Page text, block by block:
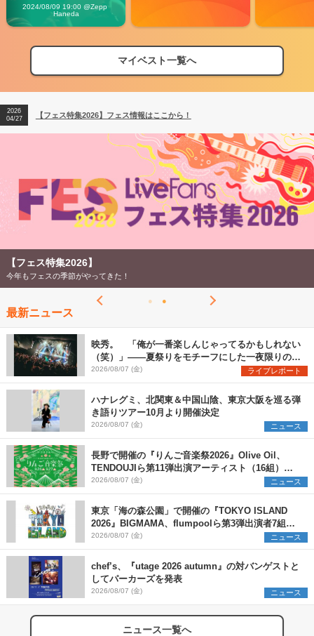
Vibes
2024/08/09 19:00 @Zepp
Haneda
マイベスト一覧へ
【フェス特集2026】フェス情報はここから！
【ライブ動員ランキング】2026年上半期編発表！
2026
04/27
【フェス特集2026】フェス情報はここから！
2026
【ライブ動員ランキング】2026年上半期編発表！
【フェス特集2026】
今年もフェスの季節がやってきた！
最新ニュース
映秀。 「俺が一番楽しんじゃってるかもしれない
（笑）」――夏祭りをモチーフにした一夜限りのス
ペシャルライブ『色祭』レポート
2026/08/07 (金) ライブレポート
ハナレグミ、北関東＆中国山陰、東京大阪を巡る弾
き語りツアー10月より開催決定
2026/08/07 (金) ニュース
長野で開催の『りんご音楽祭2026』Olive Oil、
TENDOUJIら第11弾出演アーティスト（16組）を
発表
2026/08/07 (金) ニュース
東京「海の森公園」で開催の『TOKYO ISLAND
2026』BIGMAMA、flumpoolら第3弾出演者7組を
発表 ワークショップ・アート出展者を募集
2026/08/07 (金) ニュース
chef’s、『utage 2026 autumn』の対バンゲストと
してパーカーズを発表
2026/08/07 (金) ニュース
ニュース一覧へ